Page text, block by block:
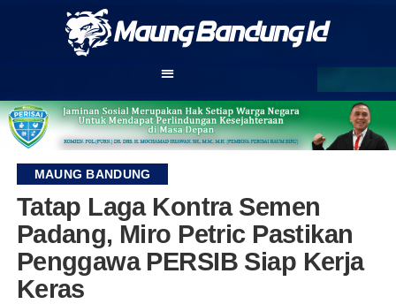
MAUNG BANDUNG
Tatap Laga Kontra Semen
Padang, Miro Petric Pastikan
Penggawa PERSIB Siap Kerja
Keras